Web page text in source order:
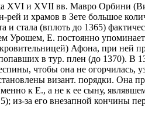
XVI и XVII вв. Мавро Орбини
и храмов в Зете большое
и стала (вплоть до 1365)
Е. постоянно
Афона, при ней
в тур. плен (до 1370). В
чтобы она не огорчилась,
визант. порядки. Она
к Е., а не к ее сыну,
из-за его внезапной кончины